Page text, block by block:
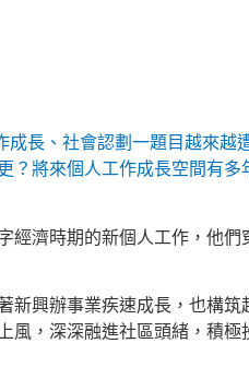
長、社會認劃一題目越來越
將來個人工作成長空間有
濟時期的新個人工作，他
興辦事業疾速成長，也構
，深深融進社區頭緒，積